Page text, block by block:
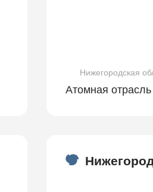
Нижегородская
Атомная отрасль